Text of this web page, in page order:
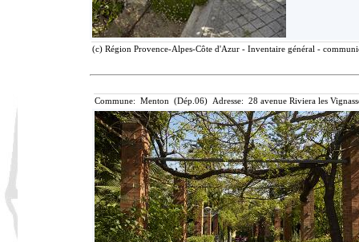
(c) Région Provence-Alpes-Côte d'Azur - Inventaire général -
Commune: Menton (Dép.06) Adresse: 28 avenue Riviera les